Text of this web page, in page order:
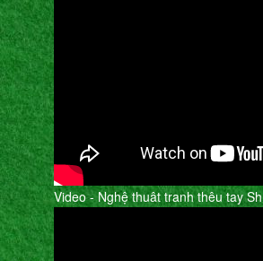
Video - Nghệ thuât tranh thêu tay Sh